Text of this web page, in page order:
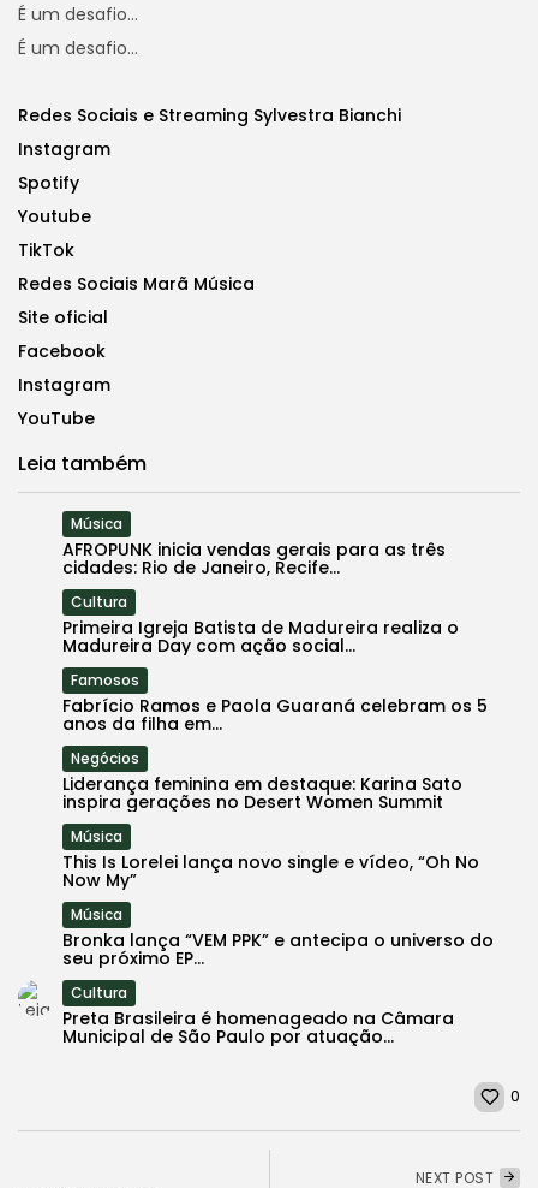
É um desafio…
É um desafio…
Redes Sociais e Streaming Sylvestra Bianchi
Instagram
Spotify
Youtube
TikTok
Redes Sociais Marã Música
Site oficial
Facebook
Instagram
YouTube
Leia também
Música
AFROPUNK inicia vendas gerais para as três
cidades: Rio de Janeiro, Recife...
Cultura
Primeira Igreja Batista de Madureira realiza o
Madureira Day com ação social...
Famosos
Fabrício Ramos e Paola Guaraná celebram os 5
anos da filha em...
Negócios
Liderança feminina em destaque: Karina Sato
inspira gerações no Desert Women Summit
Música
This Is Lorelei lança novo single e vídeo, “Oh No
Now My”
Música
Bronka lança “VEM PPK” e antecipa o universo do
seu próximo EP...
Cultura
Preta Brasileira é homenageado na Câmara
Municipal de São Paulo por atuação...
0
NEXT POST